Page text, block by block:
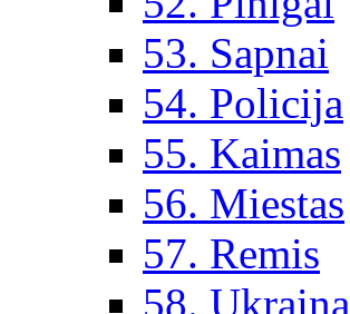
53. Sapnai
54. Policija
55. Kaimas
56. Miestas
57. Remis
58. Ukraina